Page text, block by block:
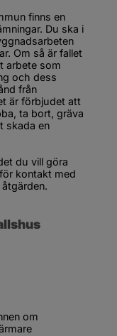
finns en
Du ska i
Om så är fallet
arbete som
och dess
från
är förbjudet att
ta bort, gräva
skada en
du vill göra
kontakt med
om